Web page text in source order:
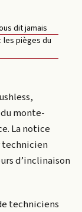
dit jamais
les pièges du
monte-
La notice
technicien
d’inclinaison
techniciens